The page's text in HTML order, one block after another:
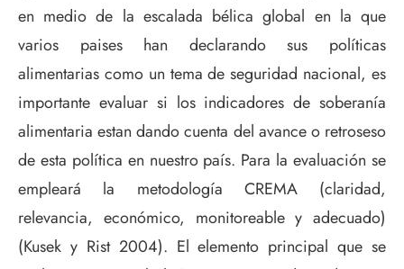
en medio de la escalada bélica global en la que
varios paises han declarando sus políticas
alimentarias como un tema de seguridad nacional, es
importante evaluar si los indicadores de soberanía
alimentaria estan dando cuenta del avance o retroseso
de esta política en nuestro país. Para la evaluación se
empleará la metodología CREMA (claridad,
relevancia, económico, monitoreable y adecuado)
(Kusek y Rist 2004). El elemento principal que se